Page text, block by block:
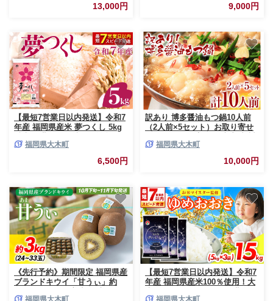
13,000円 9,000円
【最短7営業日以内発送】令和7
年産 福岡県産米 夢つくし 5kg
送不可 CY008_01
福岡県大木町
6,500円
訳あり 博多醤油もつ鍋10人前
（2人前×5セット）お取り寄せ
福岡土産 取り寄せ グルメ
福岡県大木町
10,000円
《先行予約》期間限定 福岡県産
ブランドキウイ「甘うぃ」約
福岡県大木町
【最短7営業日以内発送】令和7
年産 福岡県産米100％使用！大
福岡県大木町